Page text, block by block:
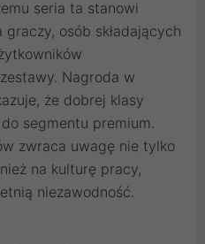
seria ta stanowi
osób składających
Nagroda w
że dobrej klasy
segmentu premium.
zwraca uwagę nie tylko
na kulturę pracy,
niezawodność.